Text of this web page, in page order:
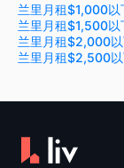
兰里月租$1,000以
兰里月租$1,500以
兰里月租$2,000
兰里月租$2,500